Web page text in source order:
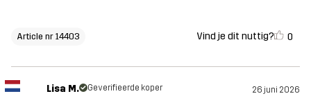
Article nr 14403 Vind je dit nuttig? 0
Lisa M. Geverifieerde koper 26 juni 2026